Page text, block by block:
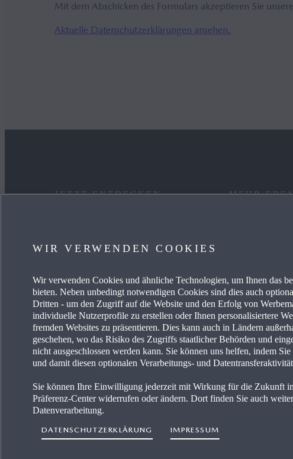
Mit dem Abschicken des Formulars akzeptieren Sie
Aktuelle Datenschutzerklärungen ansehen.
JETZT ENTDECKEN
AKTUELLE ANGEBOTE
BUSINESS ANGEBOTE
EIN AUTO KAUFEN
HÄNDLERSUCHE
MEHR
FREIE
PRESSE
MAZDA
WIR VERWENDEN COOKIES
Wir verwenden Cookies und ähnliche Technologien, um Ihnen das
bieten. Neben unbedingt notwendigen Cookies sind dies auch
Dritten - um den Zugriff auf die Website und den Erfolg von
individuelle Nutzerprofile zu erstellen oder Ihnen personalisiertere
fremden Websites zu präsentieren. Dies kann auch in Ländern
geschehen, wo das Risiko des Zugriffs staatlicher Behörden und
nicht ausgeschlossen werden kann. Sie können uns helfen, indem
und damit diesen optionalen Verarbeitungs- und
Sie können Ihre Einwilligung jederzeit mit Wirkung für die Zukunft
Präferenz-Center widerrufen oder ändern. Dort finden Sie auch
Datenverarbeitung.
DATENSCHUTZERKLÄRUNG IMPRESSUM